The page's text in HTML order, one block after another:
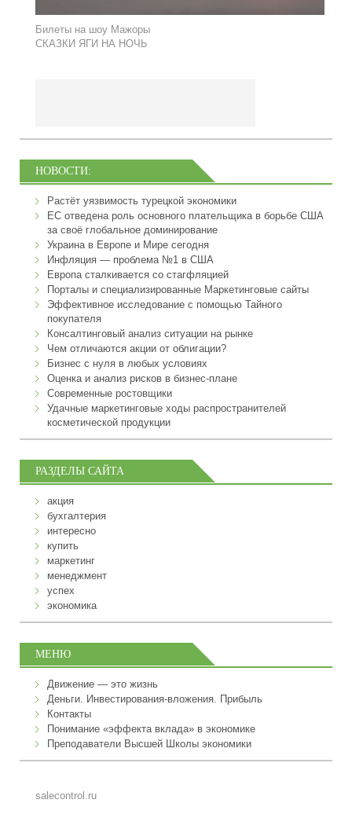
Билеты на шоу Мажоры
СКАЗКИ ЯГИ НА НОЧЬ
НОВОСТИ:
Растёт уязвимость турецкой экономики
ЕС отведена роль основного плательщика в борьбе США
за своё глобальное доминирование
Украина в Европе и Мире сегодня
Инфляция — проблема №1 в США
Европа сталкивается со стагфляцией
Порталы и специализированные Маркетинговые сайты
Эффективное исследование с помощью Тайного
покупателя
Консалтинговый анализ ситуации на рынке
Чем отличаются акции от облигации?
Бизнес с нуля в любых условиях
Оценка и анализ рисков в бизнес-плане
Современные ростовщики
Удачные маркетинговые ходы распространителей
косметической продукции
РАЗДЕЛЫ САЙТА
акция
бухгалтерия
интересно
купить
маркетинг
менеджмент
успех
экономика
МЕНЮ
Движение — это жизнь
Деньги. Инвестирования-вложения. Прибыль
Контакты
Понимание «эффекта вклада» в экономике
Преподаватели Высшей Школы экономики
salecontrol.ru